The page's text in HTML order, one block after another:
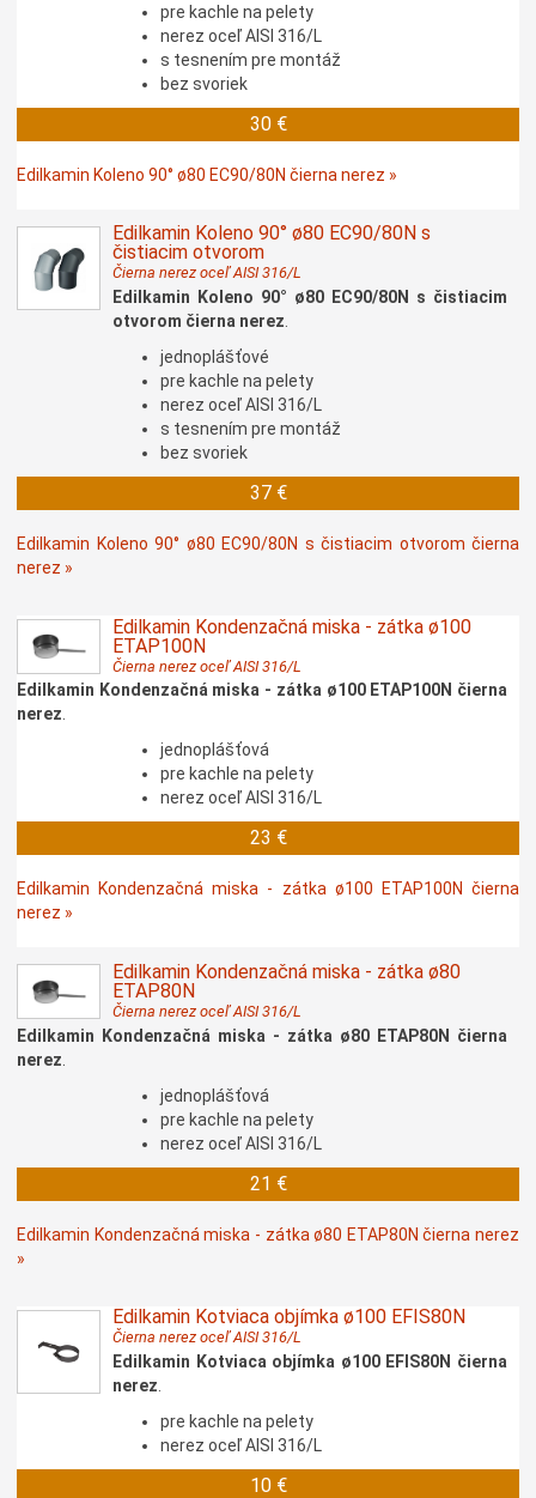
pre kachle na pelety
nerez oceľ AISI 316/L
s tesnením pre montáž
bez svoriek
30 €
Edilkamin Koleno 90° ø80 EC90/80N čierna nerez »
Edilkamin Koleno 90° ø80 EC90/80N s
čistiacim otvorom
Čierna nerez oceľ AISI 316/L
Edilkamin Koleno 90° ø80 EC90/80N s čistiacim
otvorom čierna nerez
jednoplášťové
pre kachle na pelety
nerez oceľ AISI 316/L
s tesnením pre montáž
bez svoriek
37 €
Edilkamin Koleno 90° ø80 EC90/80N s čistiacim otvorom čierna
nerez »
Edilkamin Kondenzačná miska - zátka ø100
ETAP100N
Čierna nerez oceľ AISI 316/L
Edilkamin Kondenzačná miska - zátka ø100 ETAP100N čierna
nerez.
jednoplášťová
pre kachle na pelety
nerez oceľ AISI 316/L
23 €
Edilkamin Kondenzačná miska - zátka ø100 ETAP100N čierna
nerez »
Edilkamin Kondenzačná miska - zátka ø80
ETAP80N
Čierna nerez oceľ AISI 316/L
Edilkamin Kondenzačná miska - zátka ø80 ETAP80N čierna
nerez
jednoplášťová
pre kachle na pelety
nerez oceľ AISI 316/L
21 €
Edilkamin Kondenzačná miska - zátka ø80 ETAP80N čierna nerez
»
Edilkamin Kotviaca objímka ø100 EFIS80N
Čierna nerez oceľ AISI 316/L
Edilkamin Kotviaca objímka ø100 EFIS80N čierna
nerez
pre kachle na pelety
nerez oceľ AISI 316/L
10 €